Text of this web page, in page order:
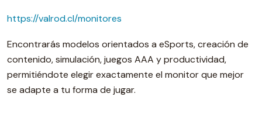
https://valrod.cl/monitores
Encontrarás modelos orientados a eSports, creación de
contenido, simulación, juegos AAA y productividad,
permitiéndote elegir exactamente el monitor que mejor
se adapte a tu forma de jugar.